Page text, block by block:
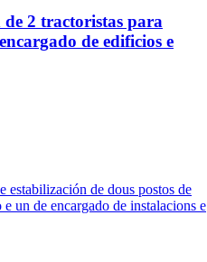
de 2 tractoristas para
de edificios e
de dous postos de
un de encargado de instalacions e